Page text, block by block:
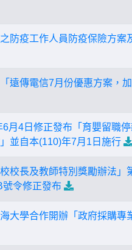
防疫工作人員防疫保險方案
遠傳電信7月份優惠方案，加
月4日修正發布「育嬰留職
並自本(110)年7月1日施行
校校長及教師特別獎勵辦法
號令修正發布
大學合作開辦「政府採購